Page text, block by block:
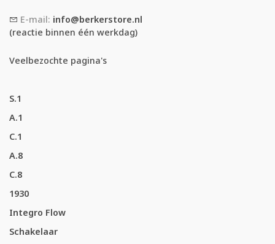
E-mail: info@berkerstore.nl
(reactie binnen één werkdag)
Veelbezochte pagina's
S.1
A.1
C.1
A.8
C.8
1930
Integro Flow
Schakelaar